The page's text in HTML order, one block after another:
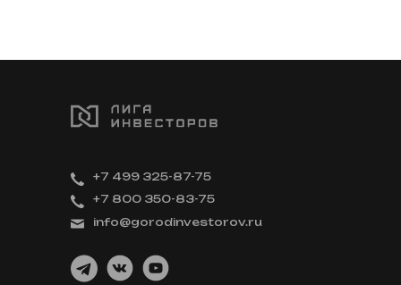
+7 499 325-87-75
info@gorodinvestorov.ru
+7 800 350-83-75